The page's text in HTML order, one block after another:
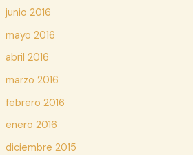
junio 2016
mayo 2016
abril 2016
marzo 2016
febrero 2016
enero 2016
diciembre 2015